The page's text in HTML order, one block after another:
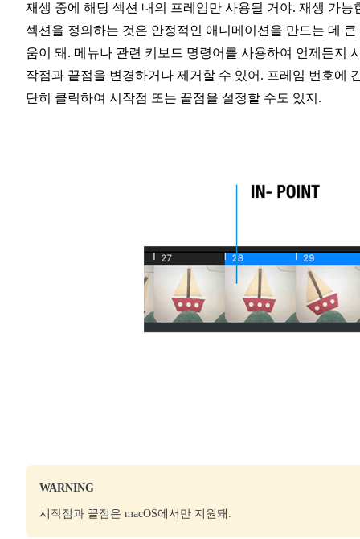
재생 중에 해당 섹션 내의 프레임만 사용될 거야. 재생 가능
섹션을 정의하는 것은 안정적인 애니메이션을 만드는 데 큰
움이 돼. 메뉴나 관련 키보드 명령어를 사용하여 언제든지
작점과 끝점을 변경하거나 제거할 수 있어. 프레임 번호에
단히 클릭하여 시작점 또는 끝점을 설정할 수도 있지.
WARNING
시작점과 끝점은 macOS에서만 지원돼.